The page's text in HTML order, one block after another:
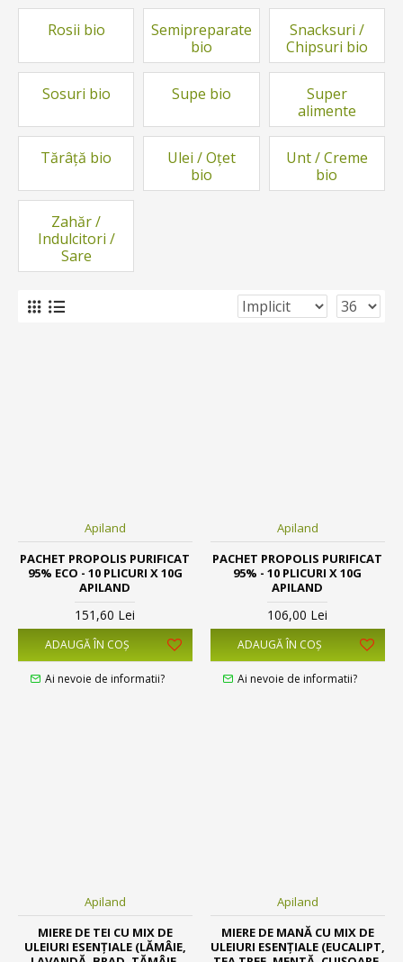
Rosii bio
Semipreparate
bio
Snacksuri /
Chipsuri bio
Sosuri bio Supe bio
Super
alimente
Tărâță bio
Ulei / Oțet
bio
Unt / Creme
bio
Zahăr /
Indulcitori /
Sare
Apiland
PACHET PROPOLIS PURIFICAT
95% ECO - 10 PLICURI X 10G
APILAND
151,60 Lei
ADAUGĂ ÎN COŞ
Ai nevoie de informatii?
Apiland
PACHET PROPOLIS PURIFICAT
95% - 10 PLICURI X 10G
APILAND
106,00 Lei
ADAUGĂ ÎN COŞ
Ai nevoie de informatii?
Apiland
MIERE DE TEI CU MIX DE
ULEIURI ESENȚIALE (LĂMÂIE,
Apiland
MIERE DE MANĂ CU MIX DE
ULEIURI ESENȚIALE (EUCALIPT,